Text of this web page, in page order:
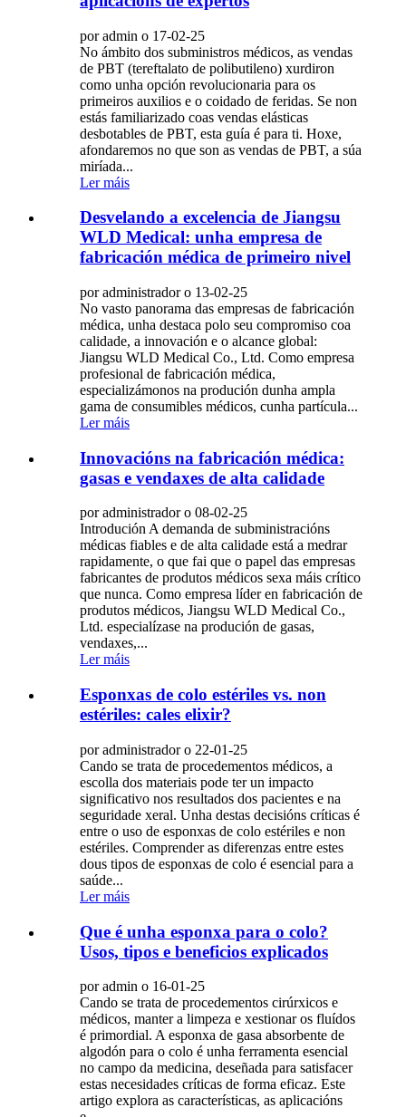
por admin o 17-02-25
No ámbito dos subministros médicos, as vendas
de PBT (tereftalato de polibutileno) xurdiron
como unha opción revolucionaria para os
primeiros auxilios e o coidado de feridas. Se non
estás familiarizado coas vendas elásticas
desbotables de PBT, esta guía é para ti. Hoxe,
afondaremos no que son as vendas de PBT, a súa
miríada...
Ler máis
Desvelando a excelencia de Jiangsu
WLD Medical: unha empresa de
fabricación médica de primeiro nivel
por administrador o 13-02-25
No vasto panorama das empresas de fabricación
médica, unha destaca polo seu compromiso coa
calidade, a innovación e o alcance global:
Jiangsu WLD Medical Co., Ltd. Como empresa
profesional de fabricación médica,
especializámonos na produción dunha ampla
gama de consumibles médicos, cunha partícula...
Ler máis
Innovacións na fabricación médica:
gasas e vendaxes de alta calidade
por administrador o 08-02-25
Introdución A demanda de subministracións
médicas fiables e de alta calidade está a medrar
rapidamente, o que fai que o papel das empresas
fabricantes de produtos médicos sexa máis crítico
que nunca. Como empresa líder en fabricación de
produtos médicos, Jiangsu WLD Medical Co.,
Ltd. especialízase na produción de gasas,
vendaxes,...
Ler máis
Esponxas de colo estériles vs. non
estériles: cales elixir?
por administrador o 22-01-25
Cando se trata de procedementos médicos, a
escolla dos materiais pode ter un impacto
significativo nos resultados dos pacientes e na
seguridade xeral. Unha destas decisións críticas é
entre o uso de esponxas de colo estériles e non
estériles. Comprender as diferenzas entre estes
dous tipos de esponxas de colo é esencial para a
saúde...
Ler máis
Que é unha esponxa para o colo?
Usos, tipos e beneficios explicados
por admin o 16-01-25
Cando se trata de procedementos cirúrxicos e
médicos, manter a limpeza e xestionar os fluídos
é primordial. A esponxa de gasa absorbente de
algodón para o colo é unha ferramenta esencial
no campo da medicina, deseñada para satisfacer
estas necesidades críticas de forma eficaz. Este
artigo explora as características, as aplicacións